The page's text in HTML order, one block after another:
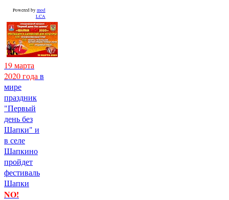
Powered by mod
LCA
19 марта
2020 года в
мире
праздник
"Первый
день без
Шапки" и
в селе
Шапкино
пройдет
фестиваль
Шапки
NO!